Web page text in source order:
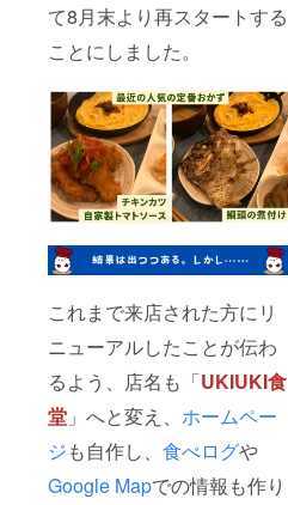
て8月末より再スタートする
ことにしました。
これまで来店された方にリ
ニューアルしたことが伝わ
るよう、店名も「UKIUKI食
堂 」へと変え、 ホームペー
ジも自作し、 食べログや
Google Mapでの情報も作り